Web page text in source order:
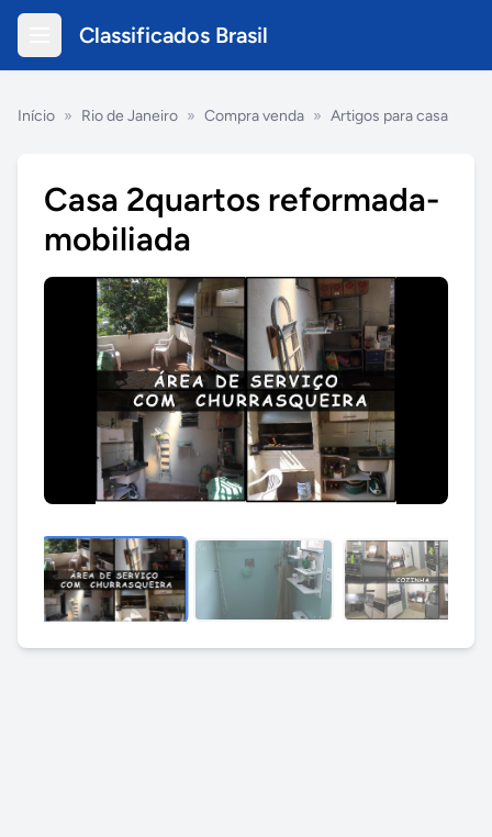
Classificados Brasil
Início » Rio de Janeiro » Compra venda » Artigos para casa
Casa 2quartos reformada-
mobiliada